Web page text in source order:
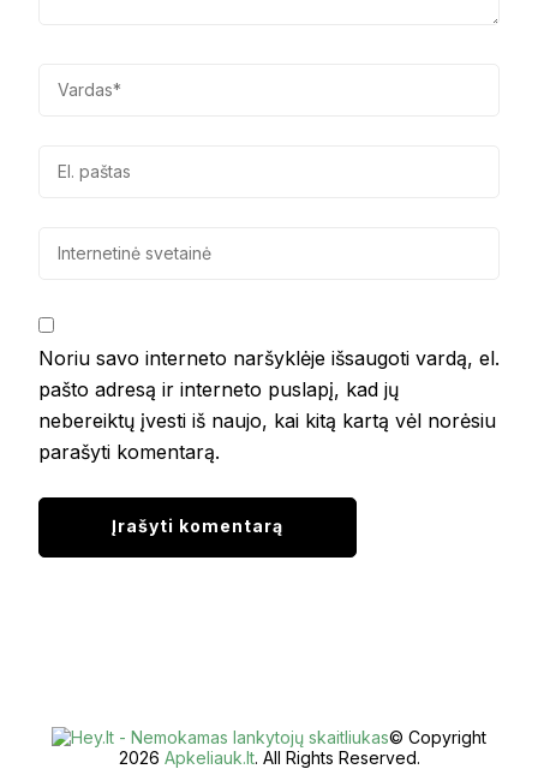
Noriu savo interneto naršyklėje išsaugoti vardą, el.
pašto adresą ir interneto puslapį, kad jų
nebereiktų įvesti iš naujo, kai kitą kartą vėl norėsiu
parašyti komentarą.
© Copyright
2026 Apkeliauk.lt. All Rights Reserved.